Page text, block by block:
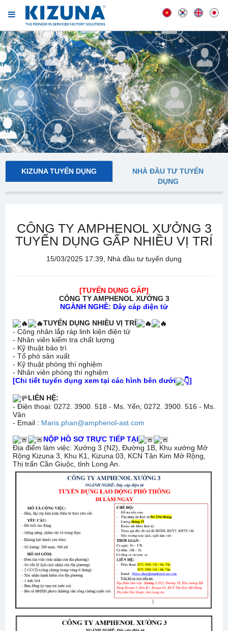
KIZUNA TUYỂN DỤNG
NHÀ ĐẦU TƯ TUYỂN
DỤNG
CÔNG TY AMPHENOL XƯỞNG 3
TUYỂN DỤNG GẤP NHIỀU VỊ TRÍ
15/03/2025 17:39, Nhà đầu tư tuyển dụng
[TUYỂN DỤNG GẤP]
CÔNG TY AMPHENOL XƯỞNG 3
NGÀNH NGHỀ: Dây cáp điện tử
TUYỂN DỤNG NHIỀU VỊ TRÍ
- Công nhân lắp ráp linh kiện điện tử
- Nhân viên kiểm tra chất lượng
- Kỹ thuật bảo trì
- Tổ phó sản xuất
- Kỹ thuật phòng thí nghiệm
- Nhân viên phòng thí nghiệm
[Chi tiết tuyển dụng xem tại các hình bên dưới
]
LIÊN HỆ:
- Điện thoại: 0272. 3900. 518 - Ms. Yến; 0272. 3900. 516 - Ms.
Vân
- Email : Maris.phan@amphenol-ast.com
NỘP HỒ SƠ TRỰC TIẾP TẠI
Địa điểm làm việc: Xưởng 3 (N2), Đường 1B, Khu xưởng Mở
Rộng Kizuna 3, Khu K1, Kizuna 03, KCN Tân Kim Mở Rộng,
Thị trấn Cần Giuộc, tỉnh Long An.